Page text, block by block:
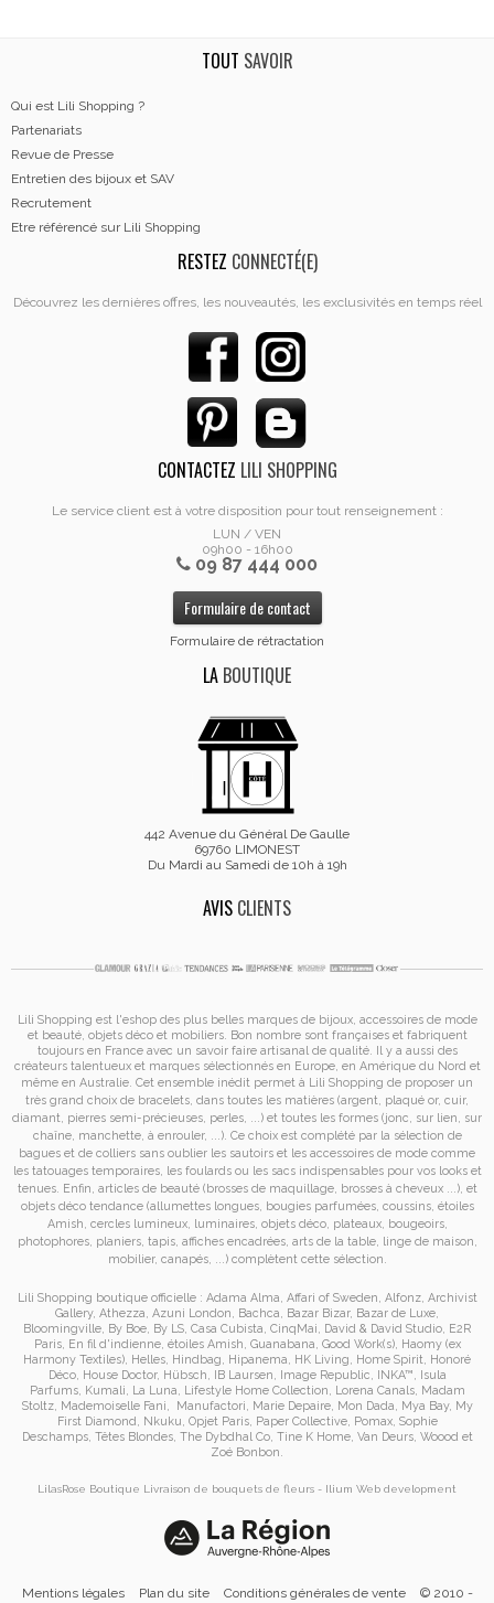
TOUT SAVOIR
Qui est Lili Shopping ?
Partenariats
Revue de Presse
Entretien des bijoux et SAV
Recrutement
Etre référencé sur Lili Shopping
RESTEZ CONNECTÉ(E)
Découvrez les dernières offres, les nouveautés, les exclusivités en temps réel
CONTACTEZ LILI SHOPPING
Le service client est à votre disposition pour tout renseignement :
LUN / VEN
09h00 - 16h00
09 87 444 000
Formulaire de contact
Formulaire de rétractation
LA BOUTIQUE
442 Avenue du Général De Gaulle
69760 LIMONEST
Du Mardi au Samedi de 10h à 19h
AVIS CLIENTS
Lili Shopping est l'eshop des plus belles marques de bijoux, accessoires de mode
et beauté, objets déco et mobiliers. Bon nombre sont françaises et fabriquent
toujours en France avec un savoir faire artisanal de qualité. Il y a aussi des
créateurs talentueux et marques sélectionnés en Europe, en Amérique du Nord et
même en Australie. Cet ensemble inédit permet à Lili Shopping de proposer un
très grand choix de bracelets , dans toutes les matières (argent, plaqué or, cuir,
diamant, pierres semi-précieuses, perles, ...) et toutes les formes (jonc, sur lien, sur
chaîne, manchette, à enrouler, ...). Ce choix est complété par la sélection de
bagues et de colliers sans oublier les sautoirs et les accessoires de mode comme
les tatouages temporaires, les foulards ou les sacs indispensables pour vos looks et
tenues. Enfin, articles de beauté (brosses de maquillage, brosses à cheveux ...), et
objets déco tendance (allumettes longues, bougies parfumées, coussins, étoiles
Amish , cercles lumineux, luminaires, objets déco, plateaux, bougeoirs,
photophores, planiers, tapis, affiches encadrées, arts de la table, linge de maison,
mobilier, canapés, ...) complètent cette sélection.
Lili Shopping boutique officielle : Adama Alma Affari of Sweden Alfonz, Archivist
Gallery, Athezza Azuni London Bachca Bazar Bizar, Bazar de Luxe
Bloomingville By Boe By LS Casa Cubista CinqMai David & David Studio E2R
Paris, En fil d'indienne, étoiles Amish Guanabana Good Work(s), Haomy (ex
Harmony Textiles), Helles Hindbag Hipanema HK Living Home Spirit
Honoré
Déco, House Doctor, Hübsch IB Laursen Image Republic INKA™
Isula
Parfums, Kumali La Luna Lifestyle Home Collection Lorena Canals, Madam
Stoltz, Mademoiselle Fani Manufactori Marie Depaire, Mon Dada Mya Bay, My
First Diamond
Nkuku Opjet Paris, Paper Collective, Pomax, Sophie
Deschamps, Têtes Blondes, The Dybdhal Co, Tine K Home, Van Deurs, Woood et
Zoé Bonbon
LilasRose Boutique Livraison de bouquets de fleurs - Ilium Web development
Mentions légales Plan du site Conditions générales de vente
© 2010 -